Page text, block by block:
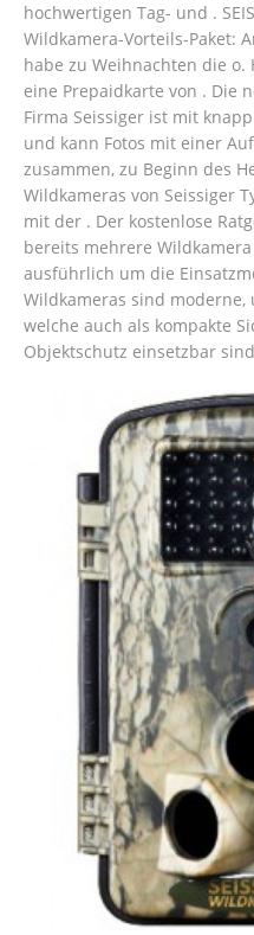
hochwertigen Tag- und .
Wildkamera-Vorteils-Paket:
habe zu Weihnachten die
eine Prepaidkarte von . Die
Firma Seissiger ist mit
und kann Fotos mit einer
zusammen, zu Beginn des
Wildkameras von Seissiger
mit der . Der kostenlose
bereits mehrere
ausführlich um die
Wildkameras sind
welche auch als kompakte
Objektschutz einsetzbar